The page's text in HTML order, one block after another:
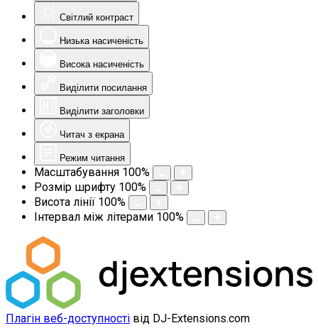
Світлий контраст
Низька насиченість
Висока насиченість
Виділити посилання
Виділити заголовки
Читач з екрана
Режим читання
Масштабування 100%
Розмір шрифту 100%
Висота лінії 100%
Інтервал між літерами 100%
Плагін веб-доступності від DJ-Extensions.com